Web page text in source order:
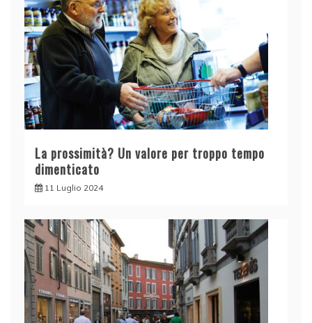
La prossimità? Un valore per troppo tempo
dimenticato
11 Luglio 2024